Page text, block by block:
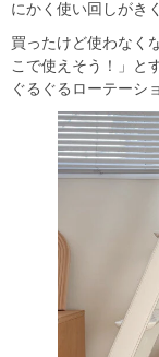
にかく使い回しがき
買ったけど使わなく
こで使えそう！」と
ぐるぐるローテーシ